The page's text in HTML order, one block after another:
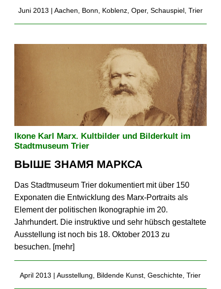
Juni 2013 | Aachen Bonn Koblenz, Oper, Schauspiel, Trier
Ikone Karl Marx. Kultbilder und Bilderkult im
Stadtmuseum Trier
ВЫШЕ ЗНАМЯ МАРКСА
Das Stadtmuseum Trier dokumentiert mit über 150
Exponaten die Entwicklung des Marx-Portraits als
Element der politischen Ikonographie im 20.
Jahrhundert. Die instruktive und sehr hübsch gestaltete
Ausstellung ist noch bis 18. Oktober 2013 zu
besuchen. [mehr]
April 2013 |Ausstellung Bildende Kunst ,Geschichte ,Trier